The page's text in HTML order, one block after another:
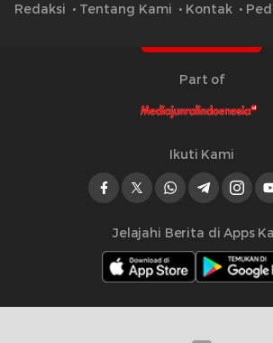
Redaksi Tentang Kami Kontak
Part of
Ikuti Kami
Jelajahi Berita di Apps